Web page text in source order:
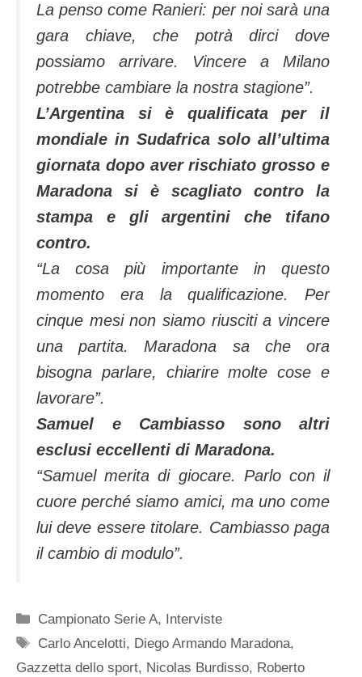
La penso come Ranieri: per noi sarà una
gara chiave, che potrà dirci dove
possiamo arrivare. Vincere a Milano
potrebbe cambiare la nostra stagione”.
L’Argentina si è qualificata per il
mondiale in Sudafrica solo all’ultima
giornata dopo aver rischiato grosso e
Maradona si è scagliato contro la
stampa e gli argentini che tifano
contro.
“La cosa più importante in questo
momento era la qualificazione. Per
cinque mesi non siamo riusciti a vincere
una partita. Maradona sa che ora
bisogna parlare, chiarire molte cose e
lavorare”.
Samuel e Cambiasso sono altri
esclusi eccellenti di Maradona.
“Samuel merita di giocare. Parlo con il
cuore perché siamo amici, ma uno come
lui deve essere titolare. Cambiasso paga
il cambio di modulo”.
Categorie
Campionato Serie A, Interviste
Tag
Carlo Ancelotti, Diego Armando Maradona,
Gazzetta dello sport, Nicolas Burdisso, Roberto